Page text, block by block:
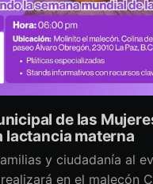
de las
lactancia materna
y ciudadanía al
en el malecón Como parte del